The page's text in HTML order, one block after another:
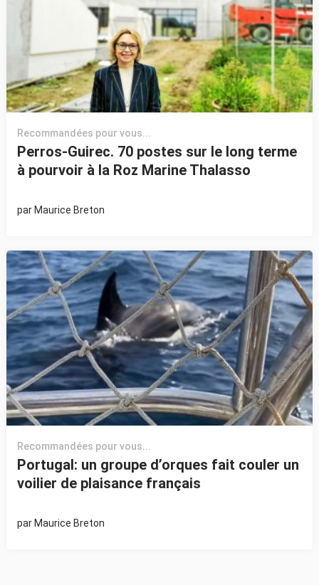
Recommandées pour vous...
Perros-Guirec. 70 postes sur le long terme
à pourvoir à la Roz Marine Thalasso
par Maurice Breton
Recommandées pour vous...
Portugal: un groupe d’orques fait couler un
voilier de plaisance français
par Maurice Breton